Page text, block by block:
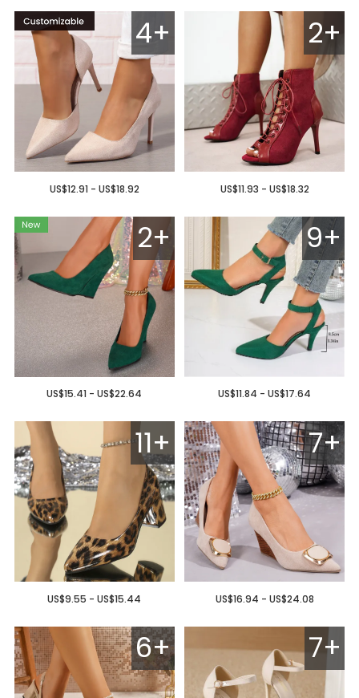
2+
US$11.93 - US$18.32
4+
US$12.91 - US$18.92
9+
US$11.84 - US$17.64
2+
US$15.41 - US$22.64
7+
US$16.94 - US$24.08
11+
US$9.55 - US$15.44
7+
6+